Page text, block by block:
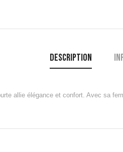
Description
allie élégance et confort. Avec sa